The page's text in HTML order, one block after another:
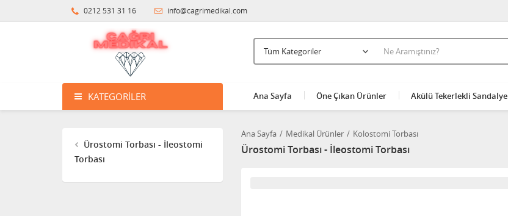
0212 531 31 16 info@cagrimedikal.com
KATEGORILER Ana Sayfa Öne Çıkan Ürünler Akülü Tekerlekli Sandalye
Ürostomi Torbası - İleostomi
Torbası
Ana Sayfa Medikal Ürünler Kolostomi Torbası
Ürostomi Torbası - İleostomi Torbası